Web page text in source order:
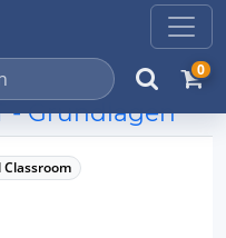
0
- Grundlagen